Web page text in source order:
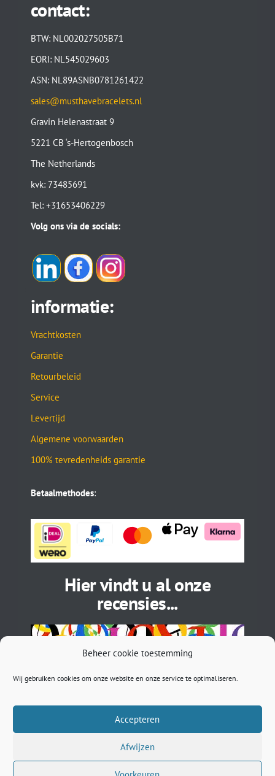
Beheer cookie toestemming
Wij gebruiken cookies om onze website en onze service te optimaliseren.
Accepteren
Afwijzen
contact:
BTW: NL002027505B71
EORI: NL545029603
ASN: NL89ASNB0781261422
sales@musthavebracelets.nl
Gravin Helenastraat 9
5221 CB ‘s-Hertogenbosch
The Netherlands
kvk: 73485691
Tel: +31653406229
Volg ons via de socials:
informatie:
Vrachtkosten
Garantie
Retourbeleid
Service
Levertijd
Algemene voorwaarden
100% tevredenheids garantie
Betaalmethodes:
Hier vindt u al onze
recensies...
89ASNB 0781261422 | sales@musthavebracelets.nl